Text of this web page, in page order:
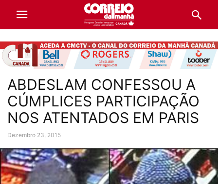
ABDESLAM CONFESSOU A
CÚMPLICES PARTICIPAÇÃO
NOS ATENTADOS EM PARIS
Dezembro 23, 2015